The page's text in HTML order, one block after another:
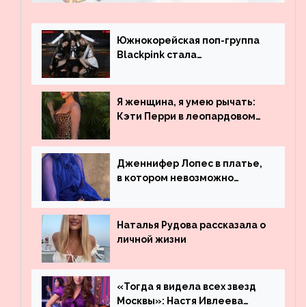
Южнокорейская поп-группа
Blackpink стала
просмотрам на YouTube. Они
обогнали даже Джастина
Бибера
Я женщина, я умею рычать:
Кэти Перри в леопардовом
Дженнифер Лопес в платье,
в котором невозможно
Наталья Рудова рассказала о
личной жизни
«Тогда я видела всех звезд
Москвы»: Настя Ивлеева